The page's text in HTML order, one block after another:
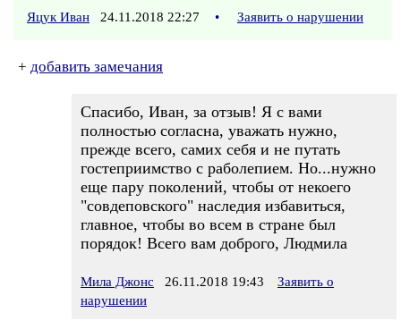
Яцук Иван 24.11.2018 22:27 • Заявить о нарушении
+ добавить замечания
Спасибо, Иван, за отзыв! Я с вами
полностью согласна, уважать нужно,
прежде всего, самих себя и не путать
гостеприимство с раболепием. Но...нужно
еще пару поколений, чтобы от некоего
"совдеповского" наследия избавиться,
главное, чтобы во всем в стране был
порядок! Всего вам доброго, Людмила
Мила Джонс 26.11.2018 19:43
Заявить о
нарушении